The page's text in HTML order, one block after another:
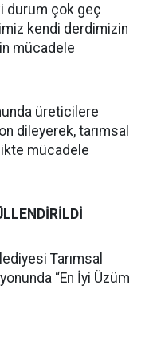
durum çok geç
kendi derdimizin
mücadele
üreticilere
dileyerek, tarımsal
mücadele
Tarımsal
“En İyi Üzüm